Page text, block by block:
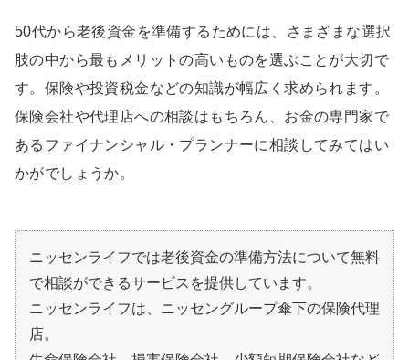
50代から老後資金を準備するためには、さまざまな選択
肢の中から最もメリットの高いものを選ぶことが大切で
す。保険や投資税金などの知識が幅広く求められます。
保険会社や代理店への相談はもちろん、お金の専門家で
あるファイナンシャル・プランナーに相談してみてはい
かがでしょうか。
ニッセンライフでは老後資金の準備方法について無料
で相談ができるサービスを提供しています。
ニッセンライフは、ニッセングループ傘下の保険代理
店。